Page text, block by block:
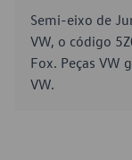
Semi-eixo de
VW, o código
Fox. Peças VW
VW.